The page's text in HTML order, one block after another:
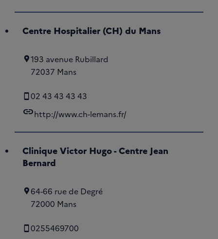
Centre Hospitalier (CH) du Mans
193 avenue Rubillard
72037 Mans
02 43 43 43 43
linkhttp://www.ch-lemans.fr/
Clinique Victor Hugo - Centre Jean
Bernard
64-66 rue de Degré
72000 Mans
0255469700